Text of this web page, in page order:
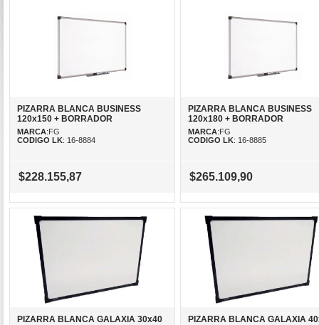
PIZARRA BLANCA BUSINESS
120x150 + BORRADOR
MARCA:FG
CODIGO LK: 16-8884
$228.155,87
PIZARRA BLANCA BUSINESS
120x180 + BORRADOR
MARCA:FG
CODIGO LK: 16-8885
$265.109,90
PIZARRA BLANCA GALAXIA 30x40 PIZARRA BLANCA GALAXIA